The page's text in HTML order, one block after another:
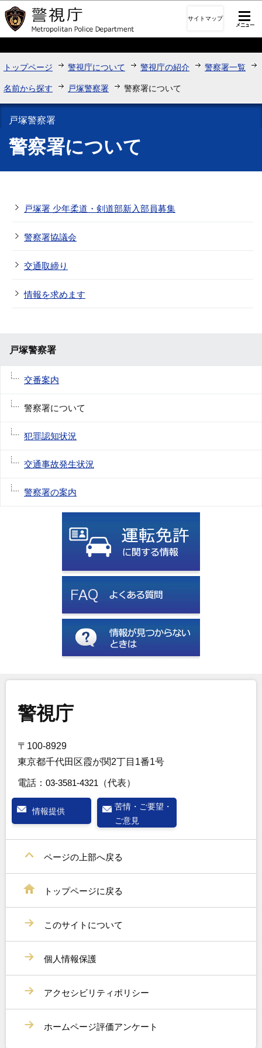
このページの本文へ移動
サイトマップ
トップページ 警視庁について 警視庁の紹介 警察署一覧
名前から探す 戸塚警察署 警察署について
戸塚警察署
警察署について
戸塚署 少年柔道・剣道部新入部員募集
警察署協議会
交通取締り
情報を求めます
戸塚警察署
交番案内
警察署について
犯罪認知状況
交通事故発生状況
警察署の案内
警視庁
〒100-8929
東京都千代田区霞が関2丁目1番1号
電話： 03-3581-4321 （代表）
情報提供
苦情・ご要望・
ご意見
ページの上部へ戻る
トップページに戻る
このサイトについて
個人情報保護
アクセシビリティポリシー
ホームページ評価アンケート